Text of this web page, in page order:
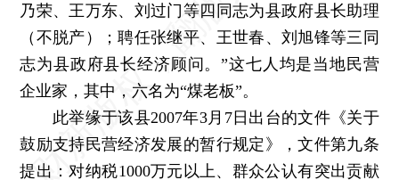
乃荣、王万东、刘过门等四同志为县政府县长助理
（不脱产）；聘任张继平、王世春、刘旭锋等三同
志为县政府县长经济顾问。”这七人均是当地民营
企业家，其中，六名为“煤老板”。
此举缘于该县2007年3月7日出台的文件《关于
鼓励支持民营经济发展的暂行规定》，文件第九条
提出：对纳税1000万元以上、群众公认有突出贡献